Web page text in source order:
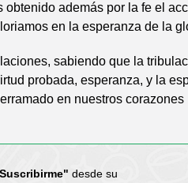
además por la fe el
en la esperanza de la
sabiendo que la
probada, esperanza, y la
en nuestros corazones
desde su